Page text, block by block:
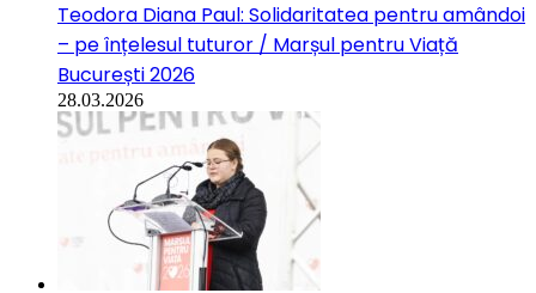
Teodora Diana Paul: Solidaritatea pentru amândoi
– pe înțelesul tuturor / Marșul pentru Viață
București 2026
28.03.2026